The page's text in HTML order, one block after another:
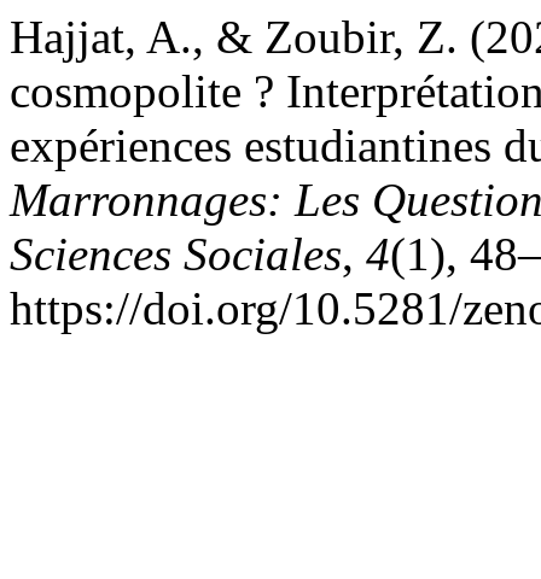
Hajjat, A., & Zoubir, Z.
cosmopolite ?
expériences estudiantines
Marronnages: Les
Sciences Sociales, 4(1),
https://doi.org/10.5281/